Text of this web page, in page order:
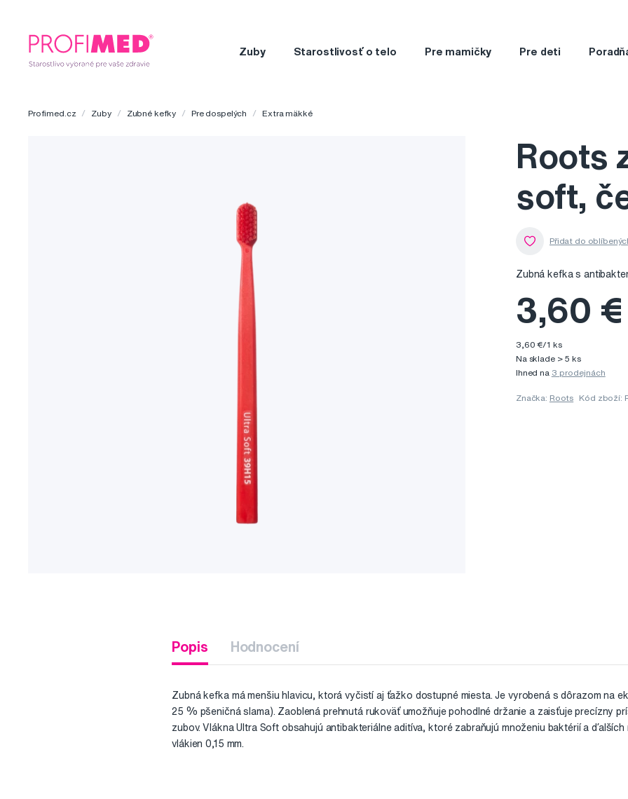
Zuby Starostlivosť o telo Pre mamičky Pre deti
Profimed.cz Zuby Zubné kefky Pre dospelých Extra mäkké
Roots
soft,
Zubná kefka s
3,60 €
3,60 €/1 ks
Na sklade > 5 ks
Ihned na 3 prodejnách
Značka: Roots Kód zboží:
Popis Hodnocení
Zubná kefka má menšiu hlavicu, ktorá vyčistí aj ťažko dostupné miesta. Je vyrobená s dôrazom na
25 % pšeničná slama). Zaoblená prehnutá rukoväť umožňuje pohodlné držanie a zaisťuje precízny
zubov. Vlákna Ultra Soft obsahujú antibakteriálne aditíva, ktoré zabraňujú množeniu baktérií a ďalších
vlákien 0,15 mm.